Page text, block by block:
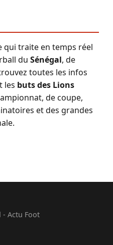
qui traite en temps réel
du Sénégal, de
toutes les infos
les buts des Lions
de coupe,
et des grandes
- Actu Foot